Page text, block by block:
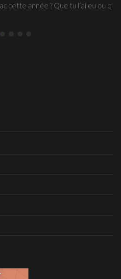
cette année ? Que tu l’ai eu ou q